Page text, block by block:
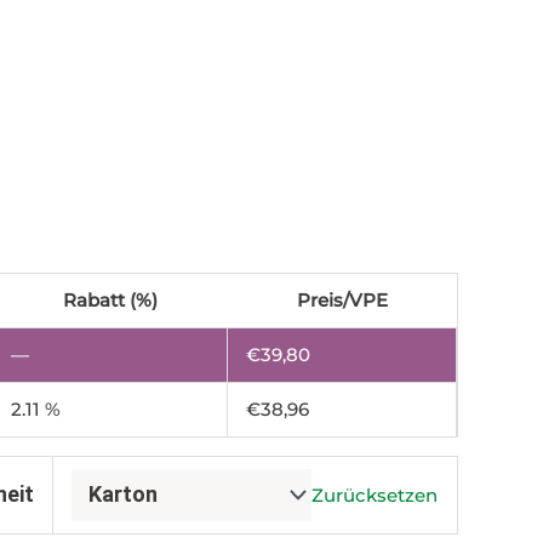
Rabatt (%) Preis/VPE
— €39,80
2.11 % €38,96
Zurücksetzen